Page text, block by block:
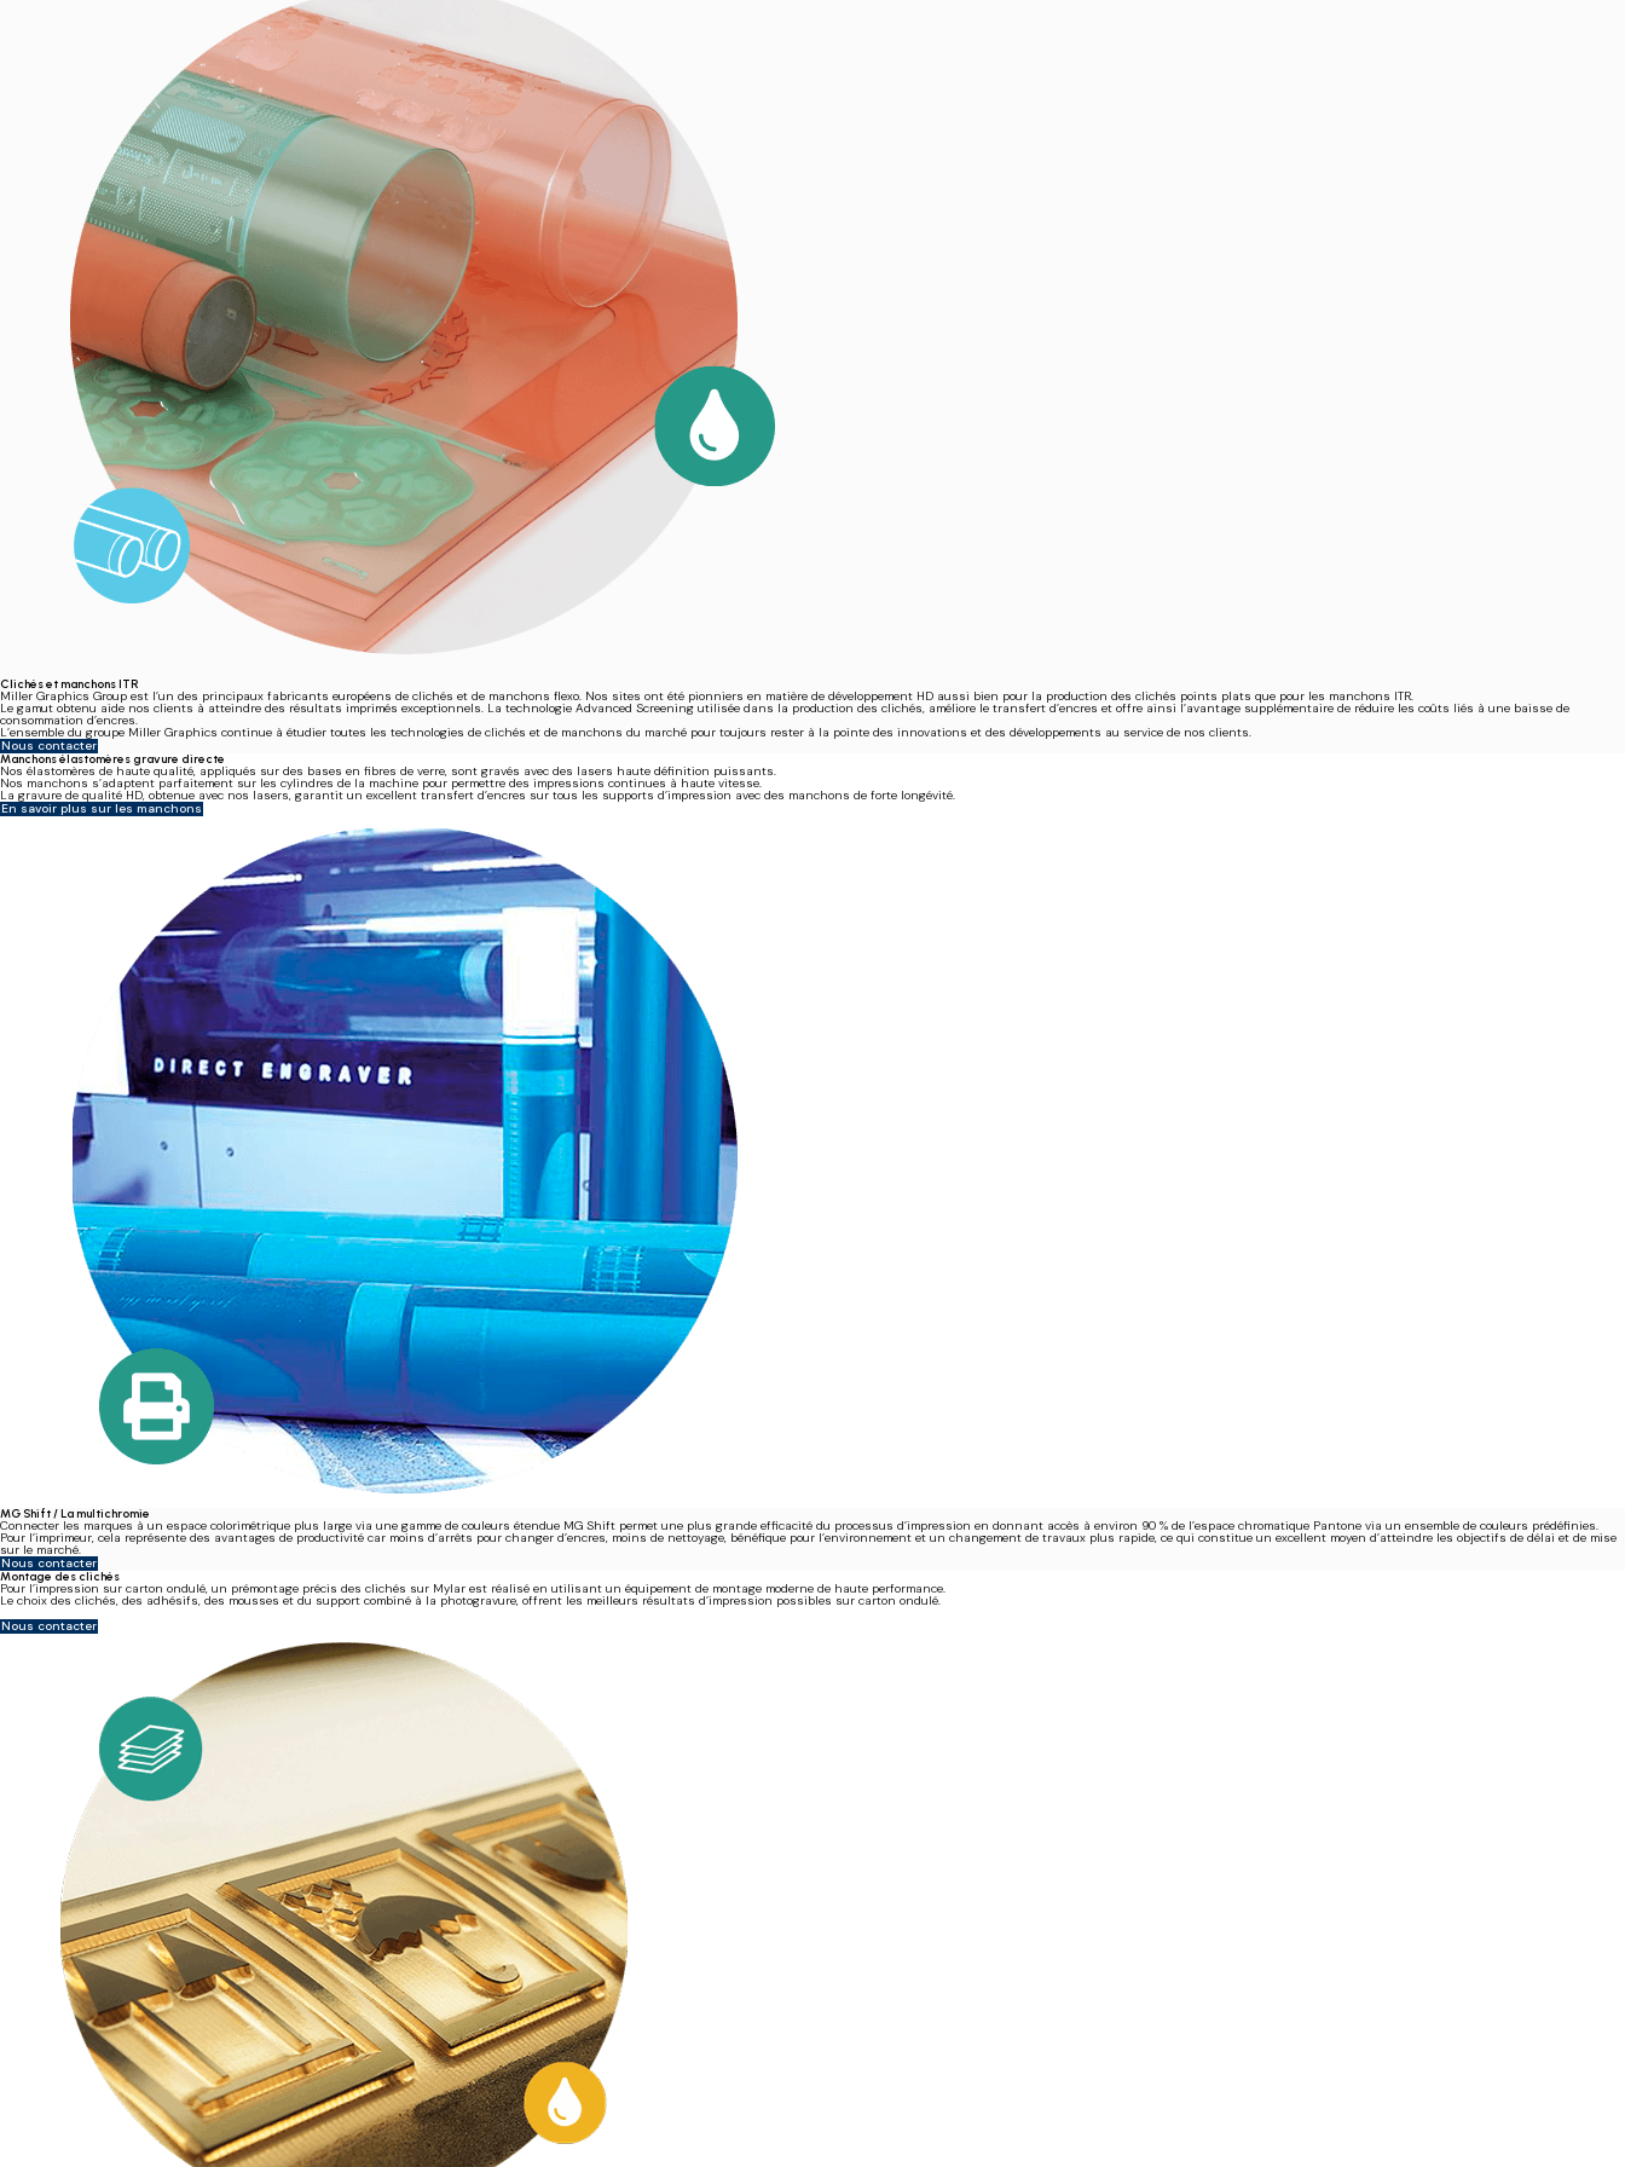
Clichés et manchons ITR
Miller Graphics Group est l’un des principaux fabricants européens de clichés et de manchons flexo. Nos sites ont été pionniers en matière de développement HD aussi bien pour la production des clichés points plats que pour les manchons ITR.
Le gamut obtenu aide nos clients à atteindre des résultats imprimés exceptionnels. La technologie Advanced Screening utilisée dans la production des clichés, améliore le transfert d’encres et offre ainsi l’avantage supplémentaire de réduire les coûts liés à une baisse de
consommation d’encres.
L’ensemble du groupe Miller Graphics continue à étudier toutes les technologies de clichés et de manchons du marché pour toujours rester à la pointe des innovations et des développements au service de nos clients.
Nous contacter
Manchons élastomères gravure directe
Nos élastomères de haute qualité, appliqués sur des bases en fibres de verre, sont gravés avec des lasers haute définition puissants.
Nos manchons s’adaptent parfaitement sur les cylindres de la machine pour permettre des impressions continues à haute vitesse.
La gravure de qualité HD, obtenue avec nos lasers, garantit un excellent transfert d’encres sur tous les supports d’impression avec des manchons de forte longévité.
En savoir plus sur les manchons
MG Shift / La multichromie
Connecter les marques à un espace colorimétrique plus large via une gamme de couleurs étendue MG Shift permet une plus grande efficacité du processus d’impression en donnant accès à environ 90 % de l’espace chromatique Pantone via un ensemble de couleurs prédéfinies.
Pour l’imprimeur, cela représente des avantages de productivité car moins d’arrêts pour changer d’encres, moins de nettoyage, bénéfique pour l’environnement et un changement de travaux plus rapide, ce qui constitue un excellent moyen d’atteindre les objectifs de délai et de mise
sur le marché.
Nous contacter
Montage des clichés
Pour l’impression sur carton ondulé, un prémontage précis des clichés sur Mylar est réalisé en utilisant un équipement de montage moderne de haute performance.
Le choix des clichés, des adhésifs, des mousses et du support combiné à la photogravure, offrent les meilleurs résultats d’impression possibles sur carton ondulé.
Nous contacter